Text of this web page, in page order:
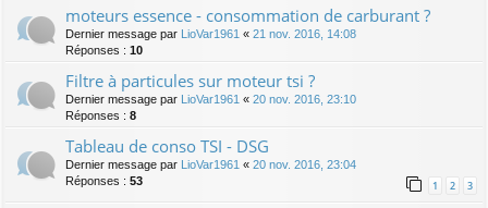
moteurs essence - consommation de carburant ?
Dernier message par LioVar1961 « 21 nov. 2016, 14:08
Réponses : 10
Filtre à particules sur moteur tsi ?
Dernier message par LioVar1961 « 20 nov. 2016, 23:10
Réponses : 8
Tableau de conso TSI - DSG
Dernier message par LioVar1961 « 20 nov. 2016, 23:04
Réponses : 53 1 2 3